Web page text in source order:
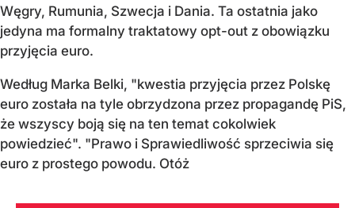
Węgry, Rumunia, Szwecja i Dania. Ta ostatnia jako
jedyna ma formalny traktatowy opt-out z obowiązku
przyjęcia euro.
Według Marka Belki, "kwestia przyjęcia przez Polskę
euro została na tyle obrzydzona przez propagandę PiS,
że wszyscy boją się na ten temat cokolwiek
powiedzieć". "Prawo i Sprawiedliwość sprzeciwia się
euro z prostego powodu. Otóż